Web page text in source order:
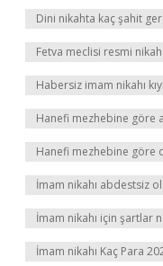
Dini nikahta kaç şahit
Fetva meclisi resmi
Habersiz imam nikahı
Hanefi mezhebine göre
Hanefi mezhebine göre
İmam nikahı abdestsiz
İmam nikahı için şartlar
İmam nikahı Kaç Para